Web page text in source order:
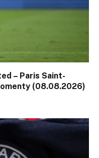
– Paris Saint-
(08.08.2026)